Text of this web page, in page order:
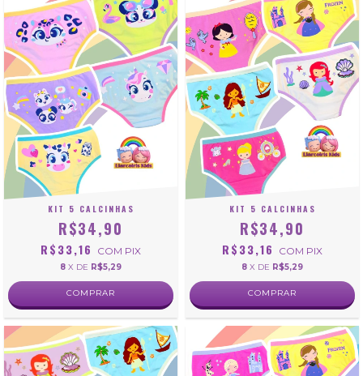
KIT 5 CALCINHAS
R$34,90
R$33,16 COM PIX
8 X DE R$5,29
COMPRAR
KIT 5 CALCINHAS
R$34,90
R$33,16 COM PIX
8 X DE R$5,29
COMPRAR